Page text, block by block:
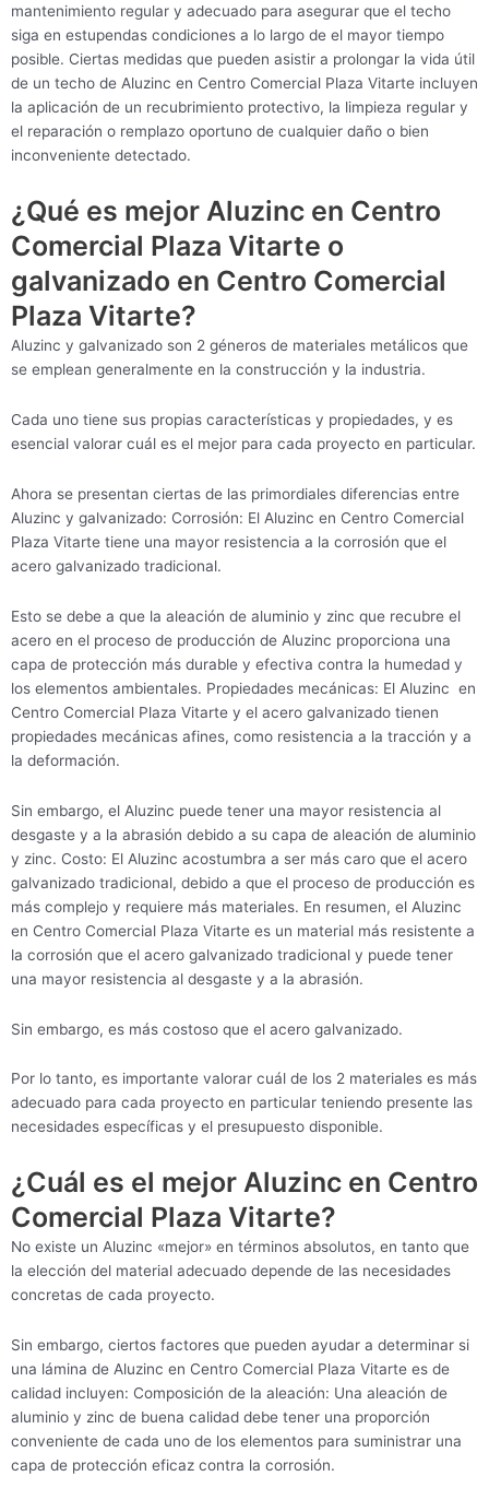
mantenimiento regular y adecuado para asegurar que el techo
siga en estupendas condiciones a lo largo de el mayor tiempo
posible. Ciertas medidas que pueden asistir a prolongar la vida útil
de un techo de Aluzinc en Centro Comercial Plaza Vitarte incluyen
la aplicación de un recubrimiento protectivo, la limpieza regular y
el reparación o remplazo oportuno de cualquier daño o bien
inconveniente detectado.
¿Qué es mejor Aluzinc en Centro
Comercial Plaza Vitarte o
galvanizado en Centro Comercial
Plaza Vitarte?
Aluzinc y galvanizado son 2 géneros de materiales metálicos que
se emplean generalmente en la construcción y la industria.
Cada uno tiene sus propias características y propiedades, y es
esencial valorar cuál es el mejor para cada proyecto en particular.
Ahora se presentan ciertas de las primordiales diferencias entre
Aluzinc y galvanizado: Corrosión: El Aluzinc en Centro Comercial
Plaza Vitarte tiene una mayor resistencia a la corrosión que el
acero galvanizado tradicional.
Esto se debe a que la aleación de aluminio y zinc que recubre el
acero en el proceso de producción de Aluzinc proporciona una
capa de protección más durable y efectiva contra la humedad y
los elementos ambientales. Propiedades mecánicas: El Aluzinc en
Centro Comercial Plaza Vitarte y el acero galvanizado tienen
propiedades mecánicas afines, como resistencia a la tracción y a
la deformación.
Sin embargo, el Aluzinc puede tener una mayor resistencia al
desgaste y a la abrasión debido a su capa de aleación de aluminio
y zinc. Costo: El Aluzinc acostumbra a ser más caro que el acero
galvanizado tradicional, debido a que el proceso de producción es
más complejo y requiere más materiales. En resumen, el Aluzinc
en Centro Comercial Plaza Vitarte es un material más resistente a
la corrosión que el acero galvanizado tradicional y puede tener
una mayor resistencia al desgaste y a la abrasión.
Sin embargo, es más costoso que el acero galvanizado.
Por lo tanto, es importante valorar cuál de los 2 materiales es más
adecuado para cada proyecto en particular teniendo presente las
necesidades específicas y el presupuesto disponible.
¿Cuál es el mejor Aluzinc en Centro
Comercial Plaza Vitarte?
No existe un Aluzinc «mejor» en términos absolutos, en tanto que
la elección del material adecuado depende de las necesidades
concretas de cada proyecto.
Sin embargo, ciertos factores que pueden ayudar a determinar si
una lámina de Aluzinc en Centro Comercial Plaza Vitarte es de
calidad incluyen: Composición de la aleación: Una aleación de
aluminio y zinc de buena calidad debe tener una proporción
conveniente de cada uno de los elementos para suministrar una
capa de protección eficaz contra la corrosión.